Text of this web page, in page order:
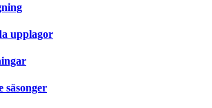
upplagor
säsonger